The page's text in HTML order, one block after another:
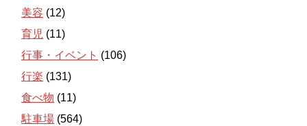
美容 (12)
育児 (11)
行事・イベント (106)
行楽 (131)
食べ物 (11)
駐車場 (564)